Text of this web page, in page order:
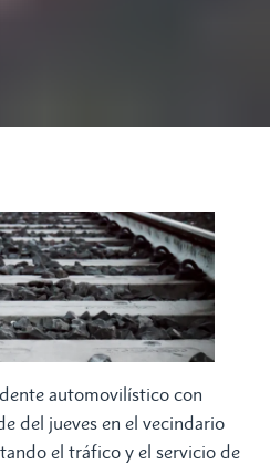
automovilístico con
del jueves en el vecindario
el tráfico y el servicio de